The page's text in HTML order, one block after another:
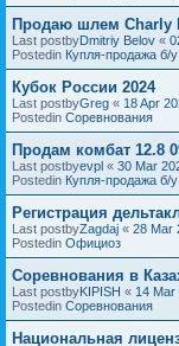
Продаю шлем Charly
Last postbyDmitriy Belov «
Postedin Купля-продажа б/у
Кубок России 2024
Last postbyGreg « 18 Apr
Postedin Соревнования
Продам комбат 12.8
Last postbyevpl « 30 Mar
Postedin Купля-продажа б/у
Регистрация
Last postbyZagdaj « 28 Mar
Postedin Официоз
Соревнования в
Last postbyKIPISH « 14 Mar
Postedin Соревнования
Национальная